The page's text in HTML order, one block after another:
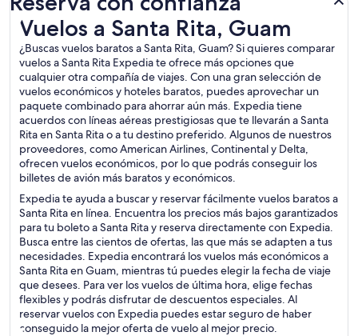
Vuelos a Santa Rita, Guam
¿Buscas vuelos baratos a Santa Rita, Guam? Si quieres comparar
vuelos a Santa Rita Expedia te ofrece más opciones que
cualquier otra compañía de viajes. Con una gran selección de
vuelos económicos y hoteles baratos, puedes aprovechar un
paquete combinado para ahorrar aún más. Expedia tiene
acuerdos con líneas aéreas prestigiosas que te llevarán a Santa
Rita en Santa Rita o a tu destino preferido. Algunos de nuestros
proveedores, como American Airlines, Continental y Delta,
ofrecen vuelos económicos, por lo que podrás conseguir los
billetes de avión más baratos y económicos.
Expedia te ayuda a buscar y reservar fácilmente vuelos baratos a
Santa Rita en línea. Encuentra los precios más bajos garantizados
para tu boleto a Santa Rita y reserva directamente con Expedia.
Busca entre las cientos de ofertas, las que más se adapten a tus
necesidades. Expedia encontrará los vuelos más económicos a
Santa Rita en Guam, mientras tú puedes elegir la fecha de viaje
que desees. Para ver los vuelos de última hora, elige fechas
flexibles y podrás disfrutar de descuentos especiales. Al
reservar vuelos con Expedia puedes estar seguro de haber
conseguido la mejor oferta de vuelo al mejor precio.
Vuelos a Santa Rita, Guam